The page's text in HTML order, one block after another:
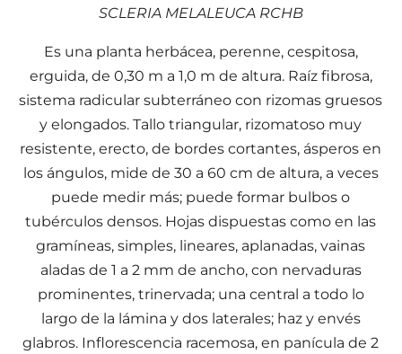
SCLERIA MELALEUCA RCHB
Es una planta herbácea, perenne, cespitosa,
erguida, de 0,30 m a 1,0 m de altura. Raíz fibrosa,
sistema radicular subterráneo con rizomas gruesos
y elongados. Tallo triangular, rizomatoso muy
resistente, erecto, de bordes cortantes, ásperos en
los ángulos, mide de 30 a 60 cm de altura, a veces
puede medir más; puede formar bulbos o
tubérculos densos. Hojas dispuestas como en las
gramíneas, simples, lineares, aplanadas, vainas
aladas de 1 a 2 mm de ancho, con nervaduras
prominentes, trinervada; una central a todo lo
largo de la lámina y dos laterales; haz y envés
glabros. Inflorescencia racemosa, en panícula de 2